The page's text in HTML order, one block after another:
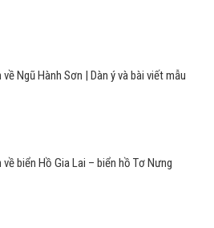
Ngũ Hành Sơn | Dàn ý và bài viết mẫu
biển Hồ Gia Lai – biển hồ Tơ Nưng